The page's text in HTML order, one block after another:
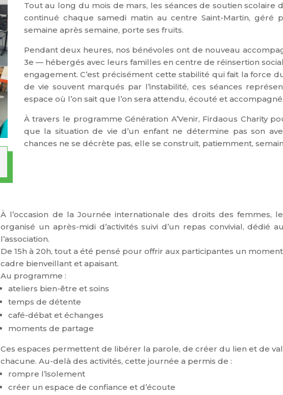
Tout au long du mois de mars, les séances de soutien scolaire
continué chaque samedi matin au centre Saint-Martin, géré
semaine après semaine, porte ses fruits.
Pendant deux heures, nos bénévoles ont de nouveau
3e — hébergés avec leurs familles en centre de réinsertion
engagement. C’est précisément cette stabilité qui fait la force
de vie souvent marqués par l’instabilité, ces séances
espace où l’on sait que l’on sera attendu, écouté et accompagné.
À travers le programme Génération A’Venir, Firdaous Charity
que la situation de vie d’un enfant ne détermine pas son
chances ne se décrète pas, elle se construit, patiemment,
À l’occasion de la Journée internationale des droits des femmes,
organisé un après-midi d’activités suivi d’un repas convivial, dédié
l’association.
De 15h à 20h, tout a été pensé pour offrir aux participantes un
cadre bienveillant et apaisant.
Au programme :
ateliers bien-être et soins
temps de détente
café-débat et échanges
moments de partage
Ces espaces permettent de libérer la parole, de créer du lien et de
chacune.Au-delà des activités, cette journée a permis de :
rompre l’isolement
créer un espace de confiance et d’écoute